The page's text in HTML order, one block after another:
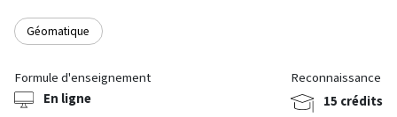
Géomatique
Formule d'enseignement
En ligne
Reconnaissance
15 crédits